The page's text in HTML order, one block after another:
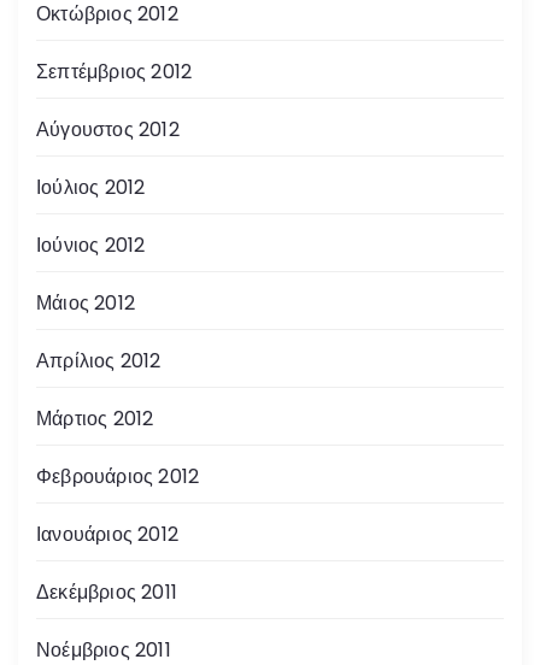
Οκτώβριος 2012
Σεπτέμβριος 2012
Αύγουστος 2012
Ιούλιος 2012
Ιούνιος 2012
Μάιος 2012
Απρίλιος 2012
Μάρτιος 2012
Φεβρουάριος 2012
Ιανουάριος 2012
Δεκέμβριος 2011
Νοέμβριος 2011